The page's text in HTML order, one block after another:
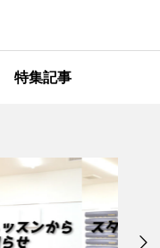
特集記事